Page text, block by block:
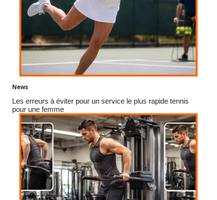
News
Les erreurs à éviter pour un service le plus rapide tennis
pour une femme